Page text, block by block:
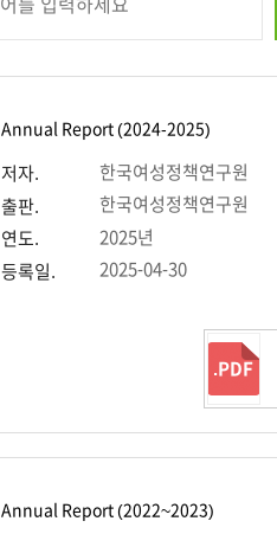
Annual Report (2024-2025)
저자.
한국여성정책연구원
출판.
한국여성정책연구원
연도.
2025년
등록일.
2025-04-30
.PDF
Annual Report (2022~2023)